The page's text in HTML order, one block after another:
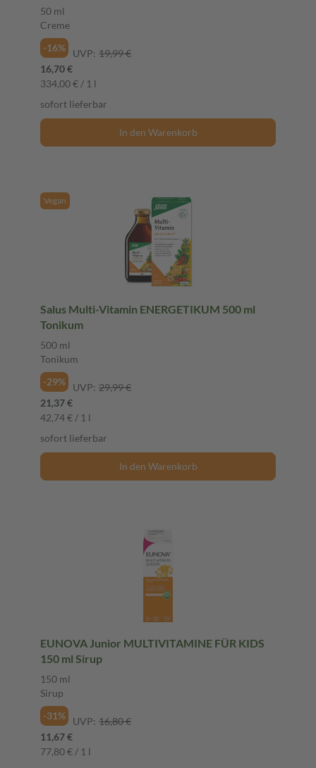
50 ml
Creme
-16%
UVP: 19,99 €
16,70 €
334,00 € / 1 l
sofort lieferbar
In den Warenkorb
Vegan
Salus Multi-Vitamin ENERGETIKUM 500 ml
Tonikum
500 ml
Tonikum
-29%
UVP: 29,99 €
21,37 €
42,74 € / 1 l
sofort lieferbar
In den Warenkorb
EUNOVA Junior MULTIVITAMINE FÜR KIDS
150 ml Sirup
150 ml
Sirup
-31%
UVP: 16,80 €
11,67 €
77,80 € / 1 l